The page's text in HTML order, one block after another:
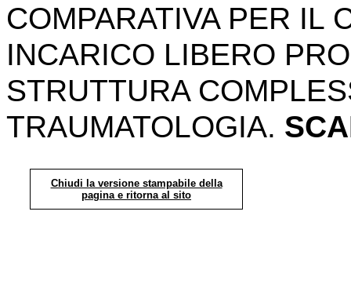
COMPARATIVA PER IL
INCARICO LIBERO
STRUTTURA
TRAUMATOLOGIA.
Chiudi la versione stampabile della
pagina e ritorna al sito